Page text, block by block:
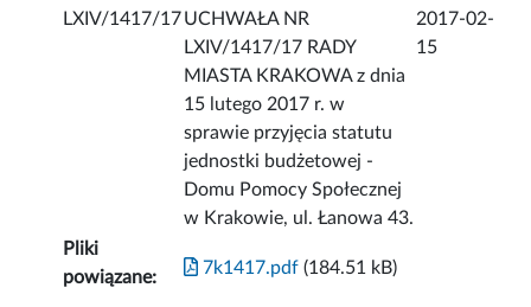
LXIV/1417/17UCHWAŁA NR
LXIV/1417/17 RADY
MIASTA KRAKOWA z dnia
15 lutego 2017 r. w
sprawie przyjęcia statutu
jednostki budżetowej -
Domu Pomocy Społecznej
w Krakowie, ul. Łanowa 43.
2017-02-
15
Pliki
powiązane:
7k1417.pdf (184.51 kB)